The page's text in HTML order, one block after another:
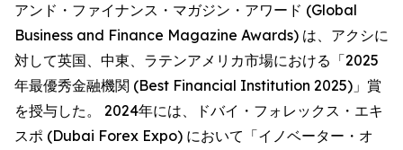
アンド・ファイナンス・マガジン・アワード (Global
Business and Finance Magazine Awards) は、アクシに
対して英国、中東、ラテンアメリカ市場における「2025
年最優秀金融機関 (Best Financial Institution 2025)」賞
を授与した。 2024年には、ドバイ・フォレックス・エキ
スポ (Dubai Forex Expo) において「イノベーター・オ